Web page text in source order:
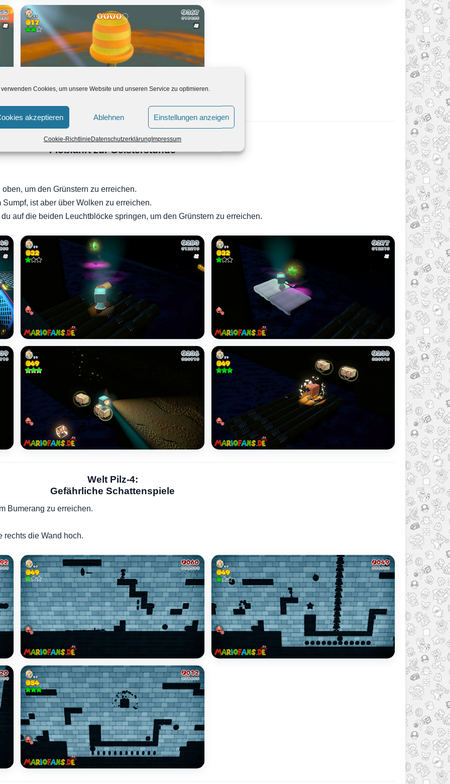
verwenden Cookies, um unsere Website und unseren Service zu optimieren.
akzeptieren Ablehnen Einstellungen anzeigen
Cookie-RichtlinieDatenschutzerklärungImpressum
Welt Pilz-3:
Floßfahrt zur Geisterstunde
um den Grünstern zu erreichen.
ist aber über Wolken zu erreichen.
auf die beiden Leuchtblöcke springen, um den Grünstern zu erreichen.
Welt Pilz-4:
Gefährliche Schattenspiele
Bumerang zu erreichen.
rechts die Wand hoch.